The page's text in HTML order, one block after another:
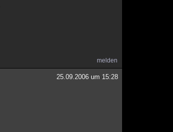
melden
25.09.2006 um 15:28